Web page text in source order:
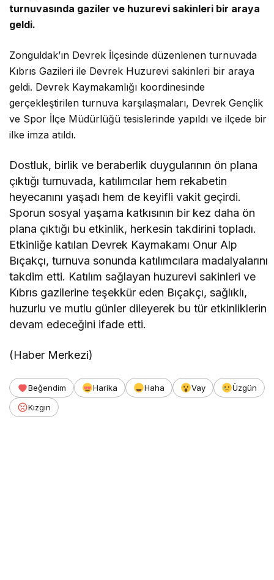
turnuvasında gaziler ve huzurevi sakinleri bir araya
geldi.
Zonguldak’ın Devrek İlçesinde düzenlenen turnuvada
Kıbrıs Gazileri ile Devrek Huzurevi sakinleri bir araya
geldi. Devrek Kaymakamlığı koordinesinde
gerçekleştirilen turnuva karşılaşmaları, Devrek Gençlik
ve Spor İlçe Müdürlüğü tesislerinde yapıldı ve ilçede bir
ilke imza atıldı.
Dostluk, birlik ve beraberlik duygularının ön plana
çıktığı turnuvada, katılımcılar hem rekabetin
heyecanını yaşadı hem de keyifli vakit geçirdi.
Sporun sosyal yaşama katkısının bir kez daha ön
plana çıktığı bu etkinlik, herkesin takdirini topladı.
Etkinliğe katılan Devrek Kaymakamı Onur Alp
Bıçakçı, turnuva sonunda katılımcılara madalyalarını
takdim etti. Katılım sağlayan huzurevi sakinleri ve
Kıbrıs gazilerine teşekkür eden Bıçakçı, sağlıklı,
huzurlu ve mutlu günler dileyerek bu tür etkinliklerin
devam edeceğini ifade etti.
(Haber Merkezi)
Beğendim Harika Haha Vay
Üzgün
Kızgın